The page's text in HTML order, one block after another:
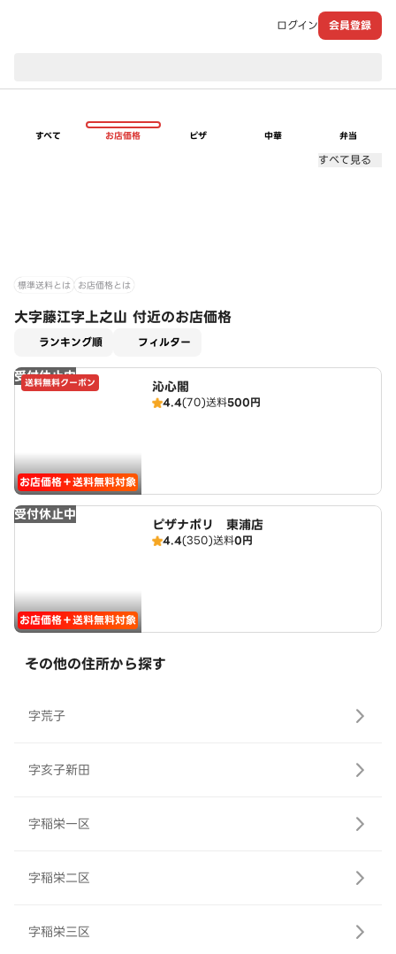
ログイン 会員登録
すべて お店価格 ピザ 中華 弁当
すべて見る
標準送料とは お店価格とは
大字藤江字上之山 付近のお店価格
ランキング順 フィルター
受付休止中
送料無料クーポン
お店価格＋送料無料対象
沁心閣
4.4(70)送料500円
受付休止中
お店価格＋送料無料対象
ピザナポリ 東浦店
4.4(350)送料0円
その他の住所から探す
字荒子
字亥子新田
字稲栄一区
字稲栄二区
字稲栄三区